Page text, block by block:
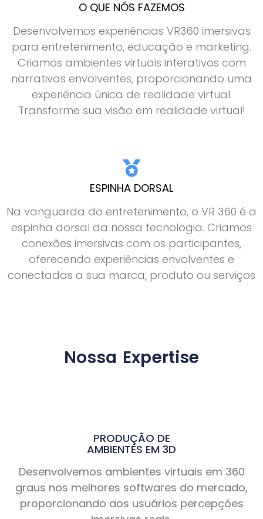
O QUE NÓS FAZEMOS
Desenvolvemos experiências VR360 imersivas
para entretenimento, educação e marketing.
Criamos ambientes virtuais interativos com
narrativas envolventes, proporcionando uma
experiência única de realidade virtual.
Transforme sua visão em realidade virtual!
ESPINHA DORSAL
Na vanguarda do entretenimento, o VR 360 é a
espinha dorsal da nossa tecnologia. Criamos
conexões imersivas com os participantes,
oferecendo experiências envolventes e
conectadas a sua marca, produto ou serviços
Nossa Expertise
PRODUÇÃO DE
AMBIENTES EM 3D
Desenvolvemos ambientes virtuais em 360
graus nos melhores softwares do mercado,
proporcionando aos usuários percepções